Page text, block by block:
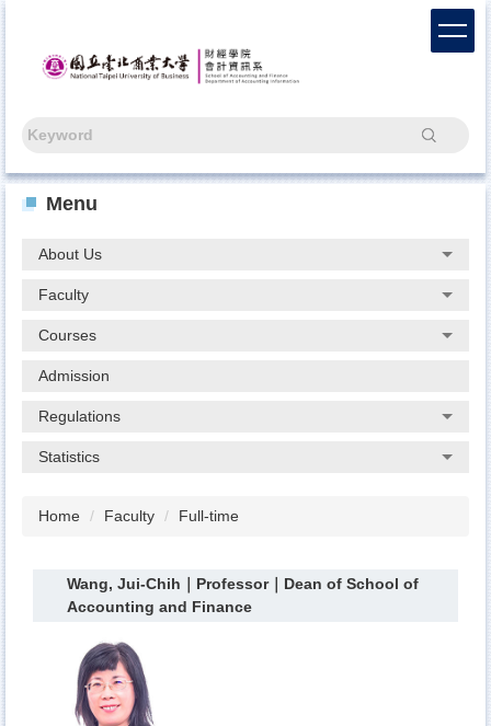
block
Search
Menu
About Us
Faculty
Courses
Admission
Regulations
Statistics
Home Faculty Full-time
Wang, Jui-Chih｜Professor｜Dean of School of
Accounting and Finance